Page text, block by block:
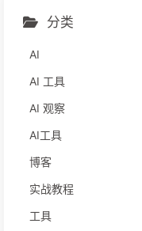
分类
AI
AI 工具
AI 观察
AI工具
博客
实战教程
工具